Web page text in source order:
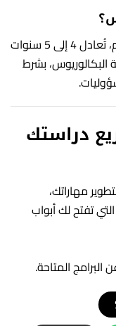
؟
يختلف التقدير حسب الجهة، لكن بشكل عام، تُعادل 4 إلى 5 سنوات
بشرط
دراستك
مهاراتك،
التي تفتح لك أبواب
المتاحة.